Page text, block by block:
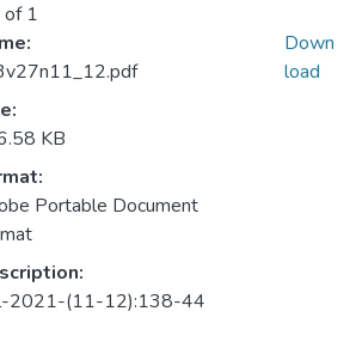
1
KB
Portable Document
2021-(11-12):138-44
Down
load